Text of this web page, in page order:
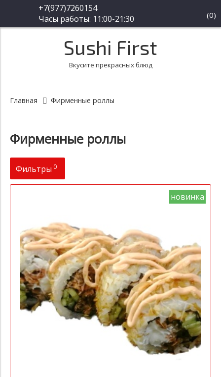
+7(977)7260154
Часы работы: 11:00-21:30
(0)
Sushi First
Вкусите прекрасных блюд
Главная Фирменные роллы
Фирменные роллы
Фильтры 0
новинка